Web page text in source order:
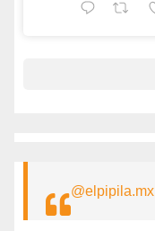
@elpipila.mx